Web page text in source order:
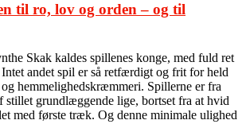
til ro, lov og orden – og til
Skak kaldes spillenes konge, med fuld ret
andet spil er så retfærdigt og frit for held
hemmelighedskræmmeri. Spillerne er fra
stillet grundlæggende lige, bortset fra at hvid
med første træk. Og denne minimale ulighed